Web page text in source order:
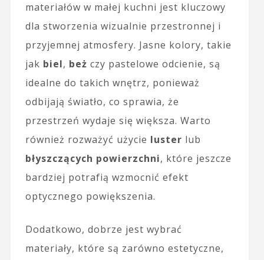
materiałów w małej kuchni jest kluczowy
dla stworzenia wizualnie przestronnej i
przyjemnej atmosfery. Jasne kolory, takie
jak biel, beż czy pastelowe odcienie, są
idealne do takich wnętrz, ponieważ
odbijają światło, co sprawia, że
przestrzeń wydaje się większa. Warto
również rozważyć użycie luster lub
błyszczących powierzchni, które jeszcze
bardziej potrafią wzmocnić efekt
optycznego powiększenia.
Dodatkowo, dobrze jest wybrać
materiały, które są zarówno estetyczne,